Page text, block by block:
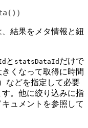
）
結果をメタ情報と紐
と statsDataId だけで
くなって取得に時間
などを指定して必要
。他に絞り込みに指
ュメントを参照して